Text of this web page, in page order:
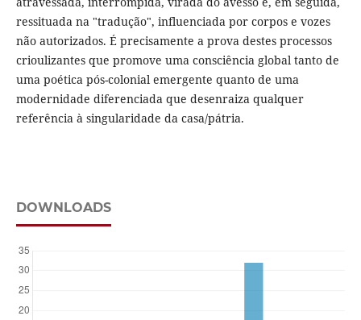
ressituada na "tradução", influenciada por corpos e vozes
não autorizados. É precisamente a prova destes processos
crioulizantes que promove uma consciência global tanto de
uma poética pós-colonial emergente quanto de uma
modernidade diferenciada que desenraiza qualquer
referência à singularidade da casa/pátria.
DOWNLOADS